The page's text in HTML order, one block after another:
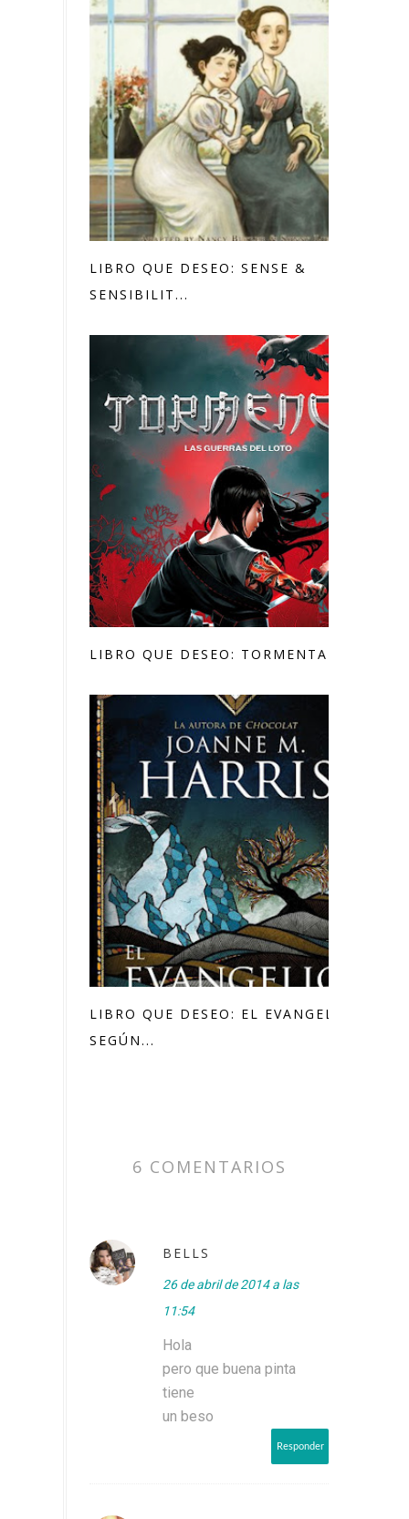
LIBRO QUE DESEO: SENSE &
SENSIBILIT...
LIBRO QUE DESEO: TORMENTA
LIBRO QUE DESEO: EL EVANGELIO
SEGÚN...
6 COMENTARIOS
BELLS
26 de abril de 2014 a las
11:54
Hola
pero que buena pinta
tiene
un beso
Responder